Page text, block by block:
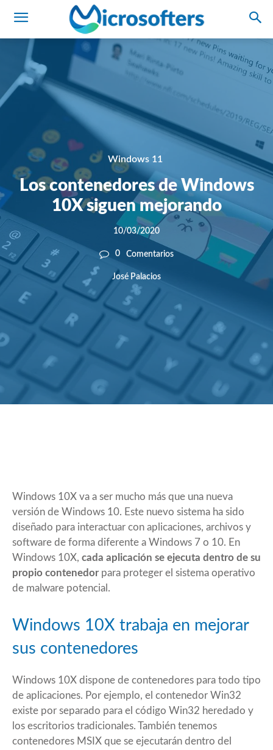
Windows 11
Los contenedores de Windows
10X siguen mejorando
10/03/2020
0 Comentarios
José Palacios
Windows 10X va a ser mucho más que una nueva
versión de Windows 10. Este nuevo sistema ha sido
diseñado para interactuar con aplicaciones, archivos y
software de forma diferente a Windows 7 o 10. En
Windows 10X, cada aplicación se ejecuta dentro de su
propio contenedorpara proteger el sistema operativo
de malware potencial.
Windows 10X trabaja en mejorar
sus contenedores
Windows 10X dispone de contenedores para todo tipo
de aplicaciones. Por ejemplo, el contenedor Win32
existe por separado para el código Win32 heredado y
los escritorios tradicionales. También tenemos
contenedores MSIX que se ejecutarán dentro del